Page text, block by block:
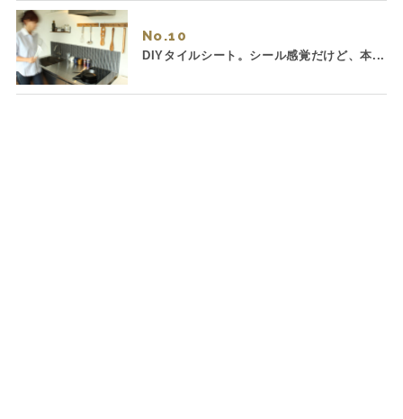
No.
DIYタイルシート。シール感覚だけど、本...